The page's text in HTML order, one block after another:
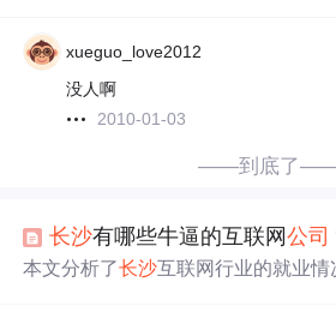
xueguo_love2012
没人啊
2010-01-03
——到底了
长沙有哪些牛逼的互联网公司
本文分析了长沙互联网行业的就业